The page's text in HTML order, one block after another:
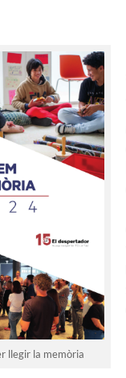
llegir la memòria